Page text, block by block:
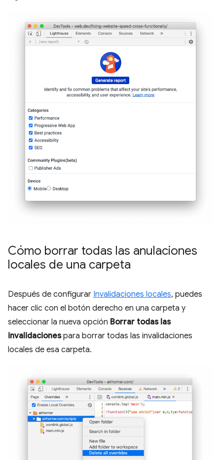
Cómo borrar todas las anulaciones
locales de una carpeta
Después de configurar Invalidaciones locales, puedes
hacer clic con el botón derecho en una carpeta y
seleccionar la nueva opción Borrar todas las
invalidacionespara borrar todas las invalidaciones
locales de esa carpeta.